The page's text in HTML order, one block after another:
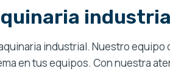
industrial. Nuestro
en tus equipos. Con nuestra